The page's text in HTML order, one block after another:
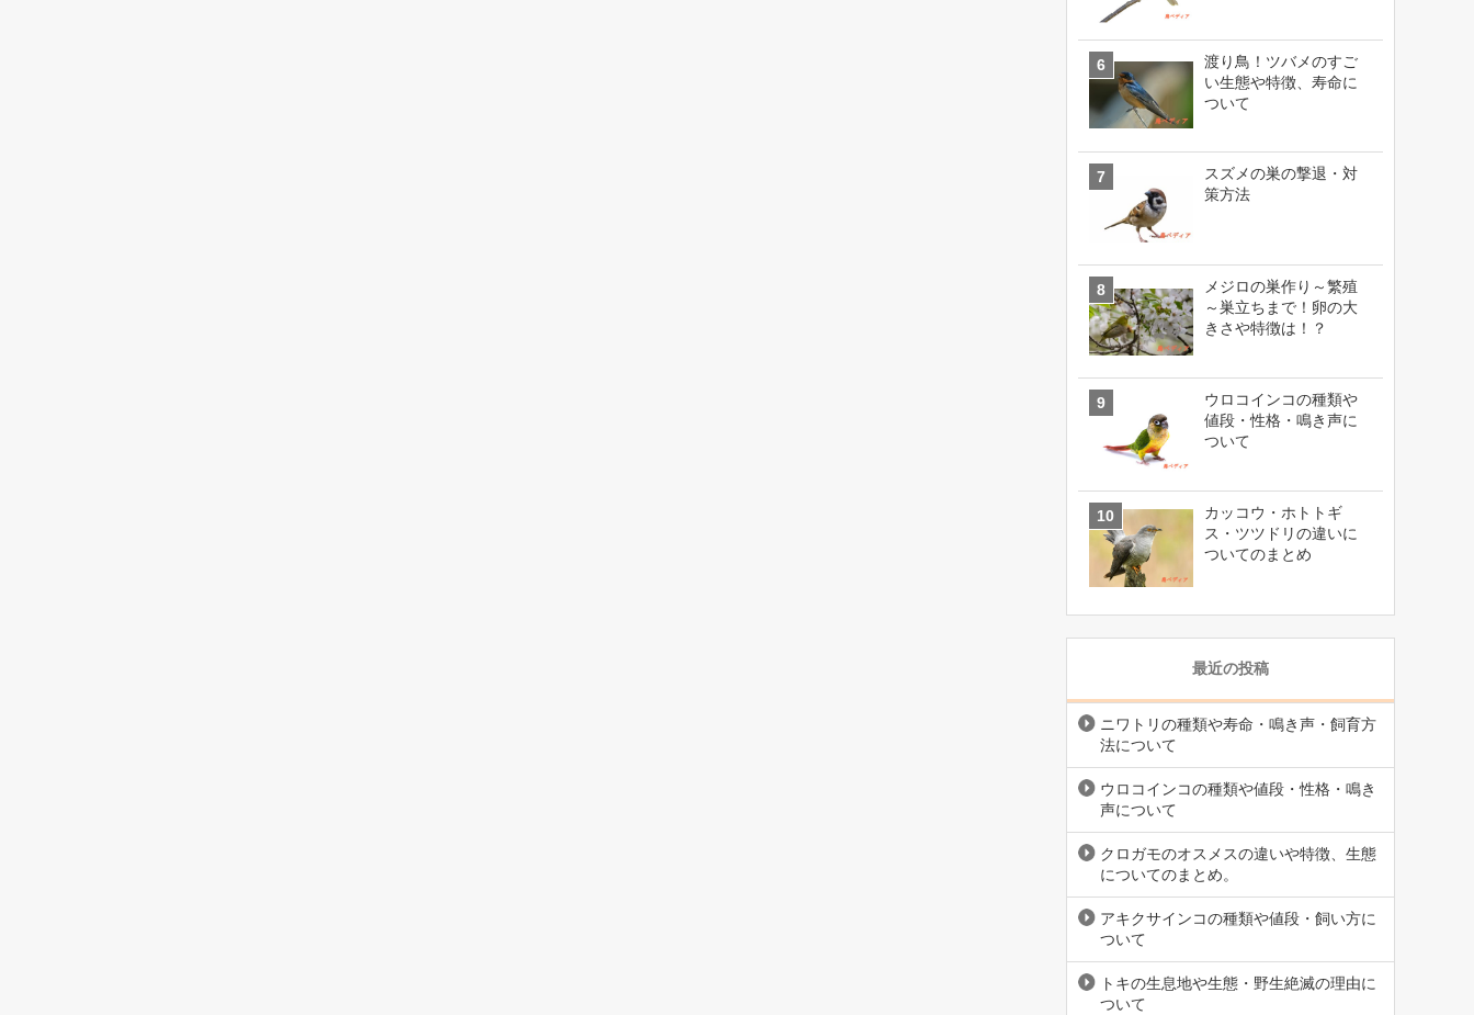
渡り鳥！ツバメのすご
い生態や特徴、寿命に
ついて
スズメの巣の撃退・対
策方法
メジロの巣作り～繁殖
～巣立ちまで！卵の大
きさや特徴は！？
ウロコインコの種類や
値段・性格・鳴き声に
ついて
カッコウ・ホトトギ
ス・ツツドリの違いに
ついてのまとめ
最近の投稿
ニワトリの種類や寿命・鳴き声・飼育方
法について
ウロコインコの種類や値段・性格・鳴き
声について
クロガモのオスメスの違いや特徴、生態
についてのまとめ。
アキクサインコの種類や値段・飼い方に
ついて
トキの生息地や生態・野生絶滅の理由に
ついて